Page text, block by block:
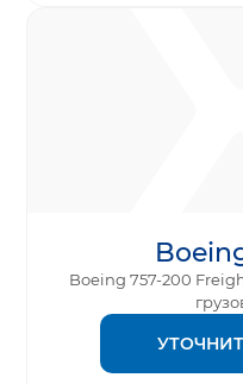
Boeing 757-200